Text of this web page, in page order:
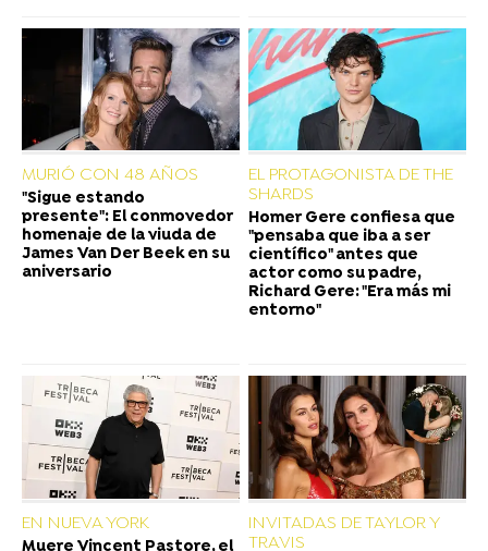
MURIÓ CON 48 AÑOS
"Sigue estando
presente": El conmovedor
homenaje de la viuda de
James Van Der Beek en su
aniversario
EL PROTAGONISTA DE THE
SHARDS
Homer Gere confiesa que
"pensaba que iba a ser
científico" antes que
actor como su padre,
Richard Gere: "Era más mi
entorno"
EN NUEVA YORK
Muere Vincent Pastore, el
INVITADAS DE TAYLOR Y
TRAVIS